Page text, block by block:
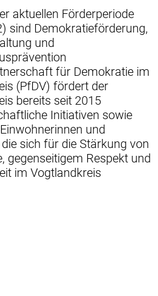
aktuellen Förderperiode
sind Demokratieförderung,
und
für Demokratie im
(PfDV) fördert der
bereits seit 2015
Initiativen sowie
und
sich für die Stärkung von
gegenseitigem Respekt und
im Vogtlandkreis